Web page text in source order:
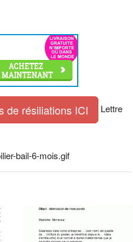
de résiliations ICI
Lettre
bail-6-mois.gif